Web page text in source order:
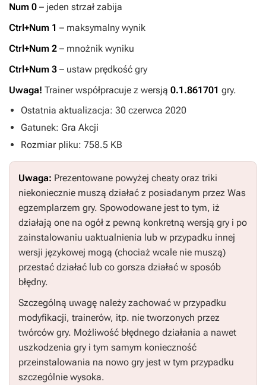
Num 0 – jeden strzał zabija
Ctrl+Num 1 – maksymalny wynik
Ctrl+Num 2 – mnożnik wyniku
Ctrl+Num 3 – ustaw prędkość gry
Uwaga! Trainer współpracuje z wersją 0.1.861701 gry.
Ostatnia aktualizacja: 30 czerwca 2020
Gatunek: Gra Akcji
Rozmiar pliku: 758.5 KB
Uwaga: Prezentowane powyżej cheaty oraz triki
niekoniecznie muszą działać z posiadanym przez Was
egzemplarzem gry. Spowodowane jest to tym, iż
działają one na ogół z pewną konkretną wersją gry i po
zainstalowaniu uaktualnienia lub w przypadku innej
wersji językowej mogą (chociaż wcale nie muszą)
przestać działać lub co gorsza działać w sposób
błędny.
Szczególną uwagę należy zachować w przypadku
modyfikacji, trainerów, itp. nie tworzonych przez
twórców gry. Możliwość błędnego działania a nawet
uszkodzenia gry i tym samym konieczność
przeinstalowania na nowo gry jest w tym przypadku
szczególnie wysoka.